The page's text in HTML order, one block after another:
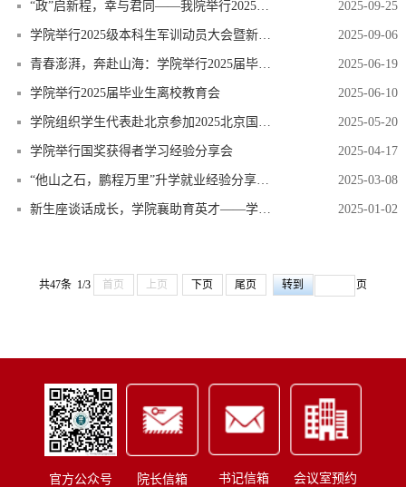
“政”启新程，幸与君同——我院举行2025年开学典礼暨新生第一课 2025-09-25
学院举行2025级本科生军训动员大会暨新生辅导员见面会 2025-09-06
青春澎湃，奔赴山海：学院举行2025届毕业生专题午餐会 2025-06-19
学院举行2025届毕业生离校教育会 2025-06-10
学院组织学生代表赴北京参加2025北京国际模拟联合国大会 2025-05-20
学院举行国奖获得者学习经验分享会 2025-04-17
“他山之石，鹏程万里”升学就业经验分享会暨学习动员会顺利举办 2025-03-08
新生座谈话成长，学院襄助育英才——学院举行2024年新生座谈会 2025-01-02
共47条 1/3 首页 上页 下页 尾页 页
官方公众号 院长信箱 书记信箱 会议室预约